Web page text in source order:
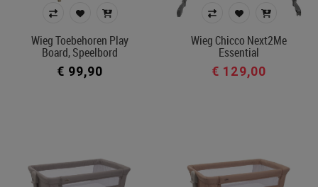
Wieg Toebehoren Play
Board, Speelbord
€ 99,90
Wieg Chicco Next2Me
Essential
€ 129,00